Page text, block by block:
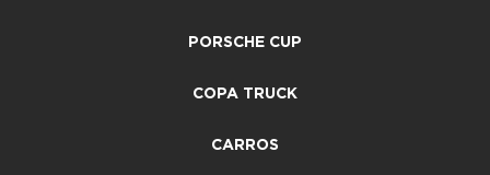
PORSCHE CUP
COPA TRUCK
CARROS